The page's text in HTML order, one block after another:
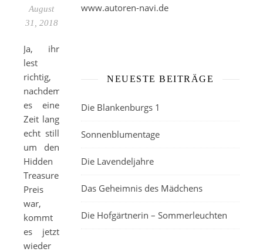
August
31, 2018
Ja, ihr
lest
richtig,
nachdem
es eine
Zeit lang
echt still
um den
Hidden
Treasure
Preis
war,
kommt
es jetzt
wieder
www.autoren-navi.de
NEUESTE BEITRÄGE
Die Blankenburgs 1
Sonnenblumentage
Die Lavendeljahre
Das Geheimnis des Mädchens
Die Hofgärtnerin – Sommerleuchten